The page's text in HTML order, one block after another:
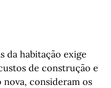
da habitação exige
de construção e
consideram os